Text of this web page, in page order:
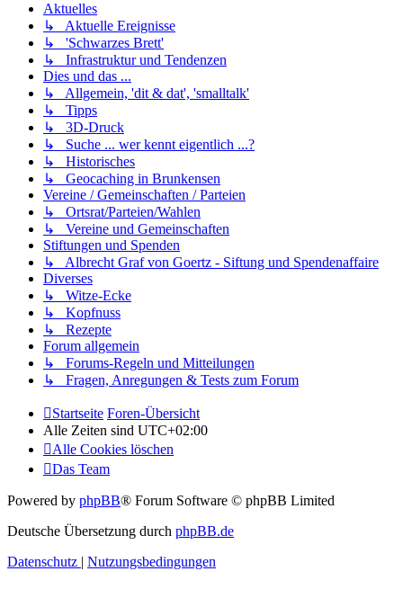
Aktuelles
↳ Aktuelle Ereignisse
↳ 'Schwarzes Brett'
↳ Infrastruktur und Tendenzen
Dies und das ...
↳ Allgemein, 'dit & dat', 'smalltalk'
↳ Tipps
↳ 3D-Druck
↳ Suche ... wer kennt eigentlich ...?
↳ Historisches
↳ Geocaching in Brunkensen
Vereine / Gemeinschaften / Parteien
↳ Ortsrat/Parteien/Wahlen
↳ Vereine und Gemeinschaften
Stiftungen und Spenden
↳ Albrecht Graf von Goertz - Siftung und Spendenaffaire
Diverses
↳ Witze-Ecke
↳ Kopfnuss
↳ Rezepte
Forum allgemein
↳ Forums-Regeln und Mitteilungen
↳ Fragen, Anregungen & Tests zum Forum
Startseite Foren-Übersicht
Alle Zeiten sind UTC+02:00
Alle Cookies löschen
Das Team
Powered by phpBB® Forum Software © phpBB Limited
Deutsche Übersetzung durch phpBB.de
Datenschutz | Nutzungsbedingungen